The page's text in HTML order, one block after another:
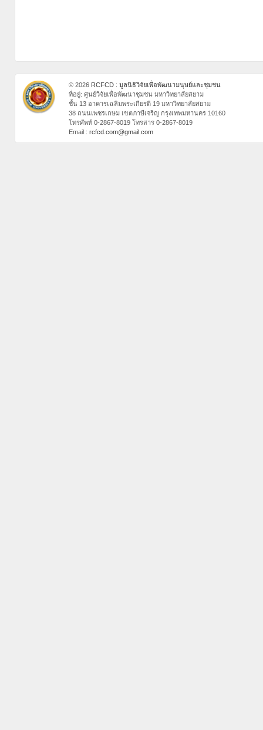
© 2026RCFCD : มูลนิธิวิจัยเพื่อพัฒนามนุษย์และชุมชน
ที่อยู่: ศูนย์วิจัยเพื่อพัฒนาชุมชน มหาวิทยาลัยสยาม
ชั้น 13 อาคารเฉลิมพระเกียรติ 19 มหาวิทยาลัยสยาม
38 ถนนเพชรเกษม เขตภาษีเจริญ กรุงเทพมหานคร 10160
โทรศัพท์ 0-2867-8019 โทรสาร 0-2867-8019
Email : rcfcd.com@gmail.com